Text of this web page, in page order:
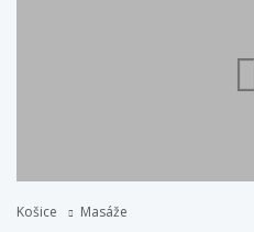
Košice Masáže